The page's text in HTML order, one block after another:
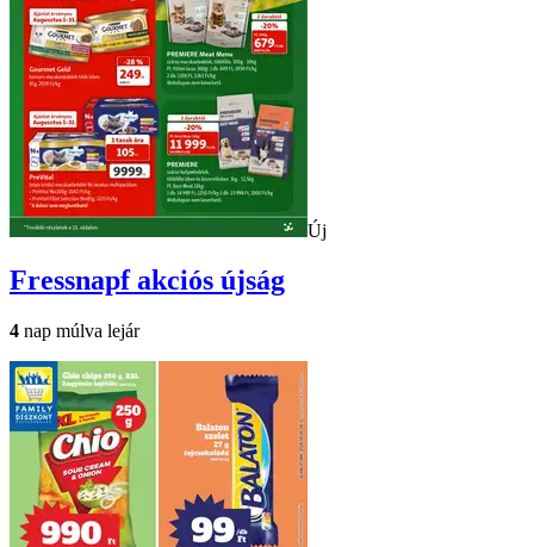
Új
Fressnapfakciós újság
4 nap múlva lejár